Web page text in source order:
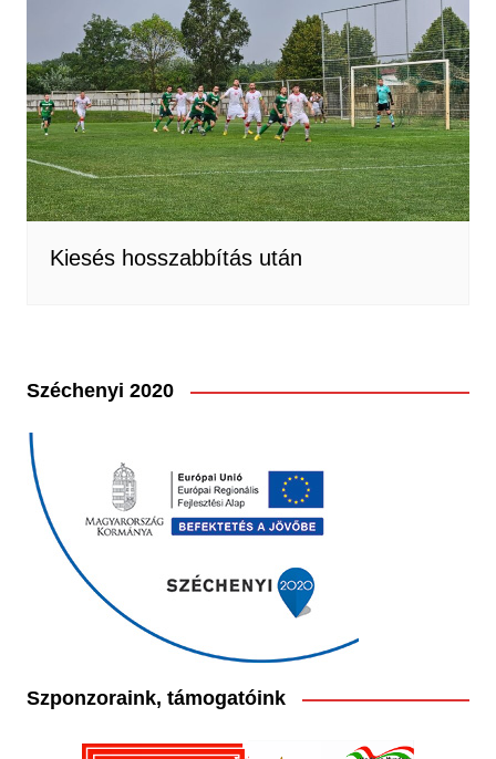
Kiesés hosszabbítás után
Széchenyi 2020
Szponzoraink, támogatóink